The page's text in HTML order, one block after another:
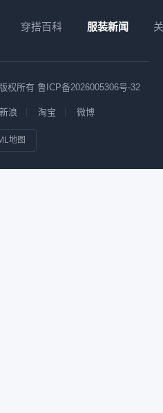
穿搭百科 服装新闻
权所有 鲁ICP备2026005306号-32
新浪 淘宝 微博
地图